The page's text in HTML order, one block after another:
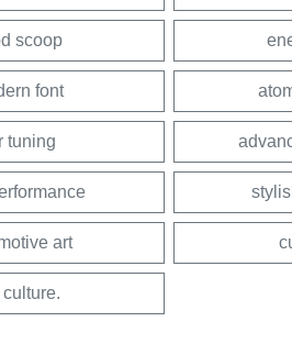
scoop
font
tuning
art